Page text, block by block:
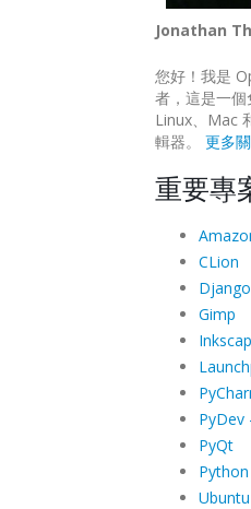
Jonathan
您好！我是
者，這是一
Linux、Mac
輯器。 更多
重要專
CLion
Django
Gimp
PyDev
PyQt
Python
Ubuntu